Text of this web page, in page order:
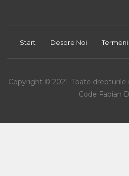
Start Despre Noi
Copyright © 2021. Toate
Code Fabian